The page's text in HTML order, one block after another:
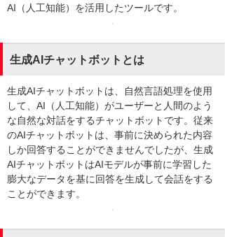
AI（人工知能）を活用したツールです。
生成AIチャットボットとは
生成AIチャットボットは、自然言語処理を使用
して、AI（人工知能）がユーザーと人間のよう
な自然な対話をするチャットボットです。従来
のAIチャットボットは、事前に決められた内容
しか回答することができませんでしたが、生成
AIチャットボットはAIモデルが事前に学習した
膨大なデータを基に回答を生成して会話をする
ことができます。